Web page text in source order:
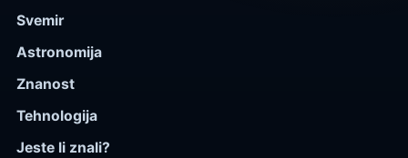
Svemir
Astronomija
Znanost
Tehnologija
Jeste li znali?